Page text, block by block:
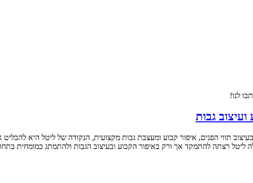
גבות
תווי הפנים, איפור קבוע ומעצבת גבות מקצועית, הנקודה של ליטל היא
ליטל רצתה להתמקד אך ורק באיפור הקבוע ובעיצוב הגבות ולהתמתג כמומחית